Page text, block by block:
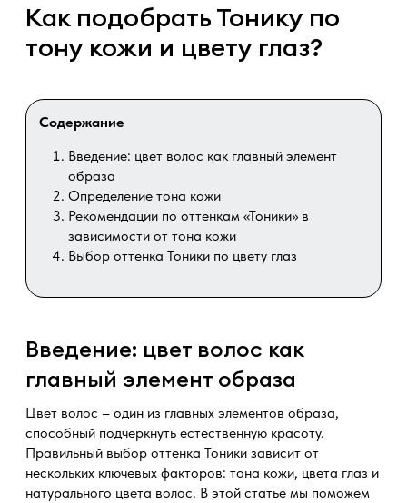
Как подобрать Тонику по
тону кожи и цвету глаз?
Содержание
Введение: цвет волос как главный элемент
образа
Определение тона кожи
Рекомендации по оттенкам «Тоники» в
зависимости от тона кожи
Выбор оттенка Тоники по цвету глаз
Введение: цвет волос как
главный элемент образа
Цвет волос – один из главных элементов образа,
способный подчеркнуть естественную красоту.
Правильный выбор оттенка Тоники зависит от
нескольких ключевых факторов: тона кожи, цвета глаз и
натурального цвета волос. В этой статье мы поможем